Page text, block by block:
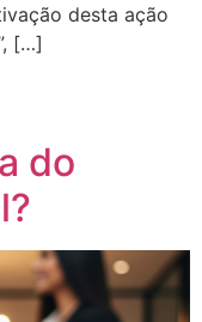
desta ação
[…]
do